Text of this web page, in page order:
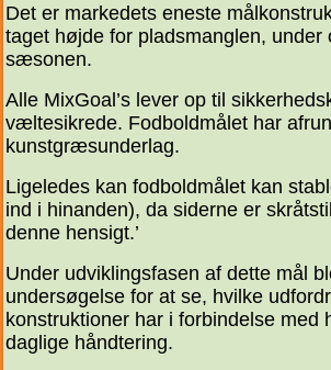
Det er markedets eneste
taget højde for pladsmanglen, under
sæsonen.
Alle MixGoal’s lever op til
væltesikrede. Fodboldmålet har
kunstgræsunderlag.
Ligeledes kan fodboldmålet kan
ind i hinanden), da siderne er
denne hensigt.’
Under udviklingsfasen af dette mål
undersøgelse for at se, hvilke
konstruktioner har i forbindelse med
daglige håndtering.